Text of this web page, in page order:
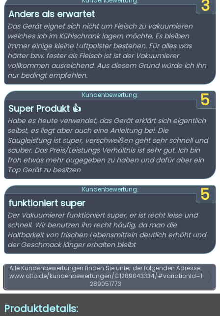
3
Anders als erwartet
Das Gerät eignet sich nicht um Fleisch zu vakuumieren
welches ich im Kühlschrank lagern möchte. Es bleiben
immer einige kleine Luftpolster bestehen. Für alles was
härter bzw. fester als Fleisch ist ist der Vakuumierer
vollkommen ausreichend. Aus diesem Grund würde ich ihn
nur bedingt empfehlen.
5
Kundenbewertung:
Super Produkt 👍
Habe es heute verwendet, das Gerät erklärt sich eigentlich
selbst, es liegt aber auch eine Anleitung bei. Die
Saugleistung ist super, verschweißen geht sehr schnell und
sauber. Das Preis/Leistungs Verhältnis ist sehr gut. Ich bin
froh etwas mehr augegeben zu haben und dafür aber ein
Top Gerät zu besitzen
5
Kundenbewertung:
funktioniert super
Der Vakuumierer funktioniert super, er ist recht leise und
schnell. Wir benutzen ihn recht häufig, da man die
Haltbarkeit von frischen Lebensmitteln deutlich erhöht und
der Geschmack länger erhalten bleibt
Alle Kundenbewertungen finden Sie unter der folgenden Adresse:
www.otto.de/kundenbewertungen/C1289043334/#variationId=1
289051773
Produktdetails: